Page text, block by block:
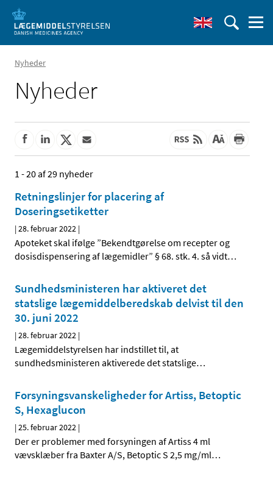
Nyheder
Nyheder
1 - 20 af 29 nyheder
Retningslinjer for placering af
Doseringsetiketter
|28. februar 2022 |
Apoteket skal ifølge ”Bekendtgørelse om recepter og
dosisdispensering af lægemidler” § 68. stk. 4. så vidt…
Sundhedsministeren har aktiveret det
statslige lægemiddelberedskab delvist til den
30. juni 2022
|28. februar 2022 |
Lægemiddelstyrelsen har indstillet til, at
sundhedsministeren aktiverede det statslige…
Forsyningsvanskeligheder for Artiss, Betoptic
S, Hexaglucon
|25. februar 2022 |
Der er problemer med forsyningen af Artiss 4 ml
vævsklæber fra Baxter A/S, Betoptic S 2,5 mg/ml…